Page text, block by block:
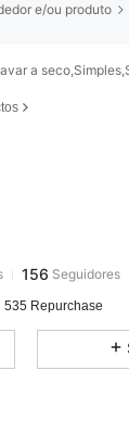
e/ou produto
a
156 Seguidores
156
156
156
535 Repurchase